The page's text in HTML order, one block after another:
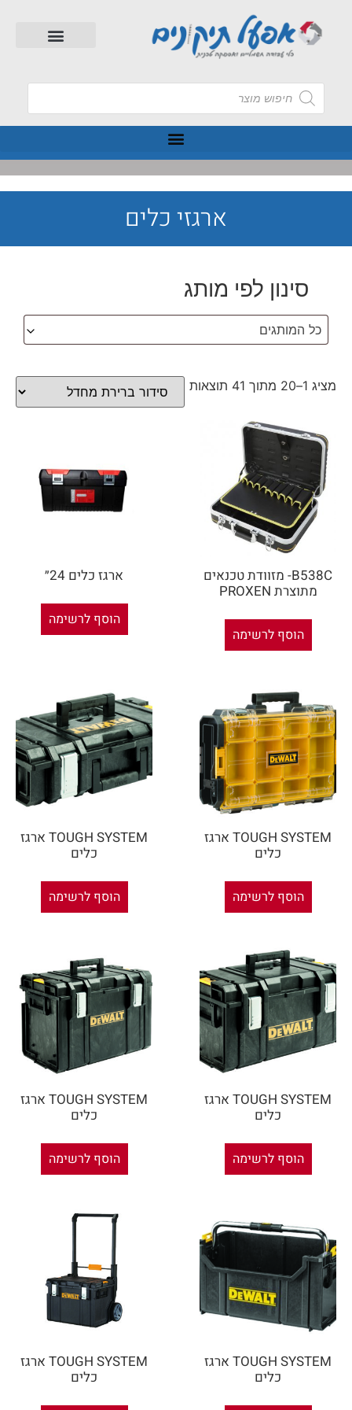
ארגזי כלים
סינון לפי מותג
כל המותגים
מציג 1–20 מתוך 41 תוצאות
B538C- מזוודת טכנאים
מתוצרת PROXEN
הוסף לרשימה
ארגז כלים 24״
הוסף לרשימה
TOUGH SYSTEM ארגז
כלים
הוסף לרשימה
TOUGH SYSTEM ארגז
כלים
הוסף לרשימה
TOUGH SYSTEM ארגז
כלים
הוסף לרשימה
TOUGH SYSTEM ארגז
כלים
הוסף לרשימה
TOUGH SYSTEM ארגז
כלים
TOUGH SYSTEM ארגז
כלים